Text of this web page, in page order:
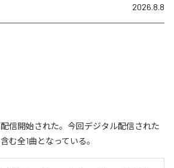
2026.8.8
信開始された。今回デジタル配信された
む全1曲となっている。